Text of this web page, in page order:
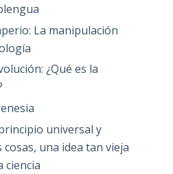
La manipulación
¿Qué es la
universal y
una idea tan vieja
ciencia